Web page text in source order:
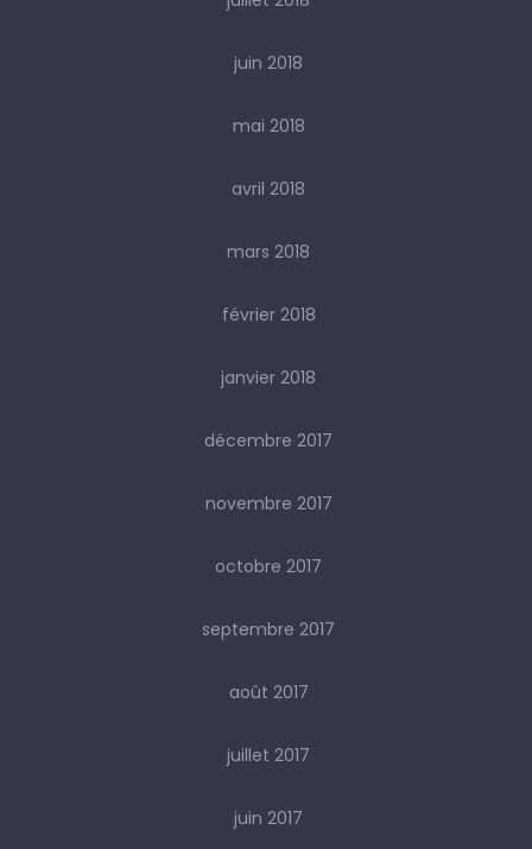
juin 2018
mai 2018
avril 2018
mars 2018
février 2018
janvier 2018
décembre 2017
novembre 2017
octobre 2017
septembre 2017
août 2017
juillet 2017
juin 2017